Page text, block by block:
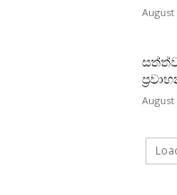
August
August